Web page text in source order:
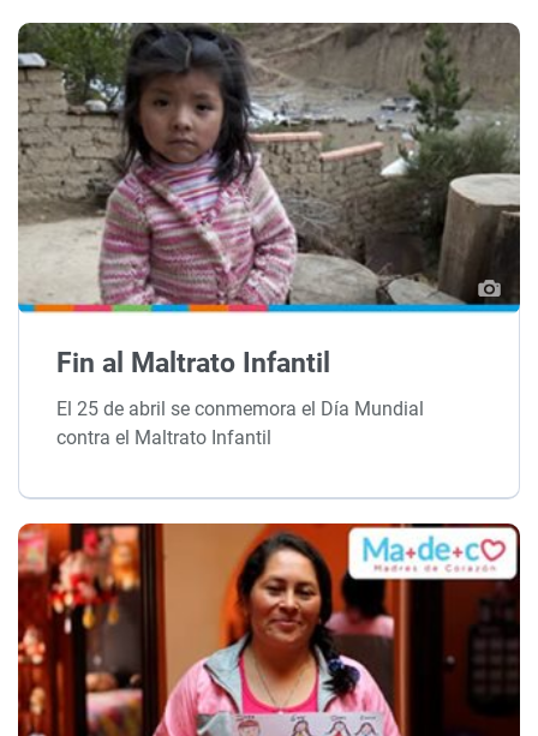
Fin al Maltrato Infantil
El 25 de abril se conmemora el Día Mundial
contra el Maltrato Infantil